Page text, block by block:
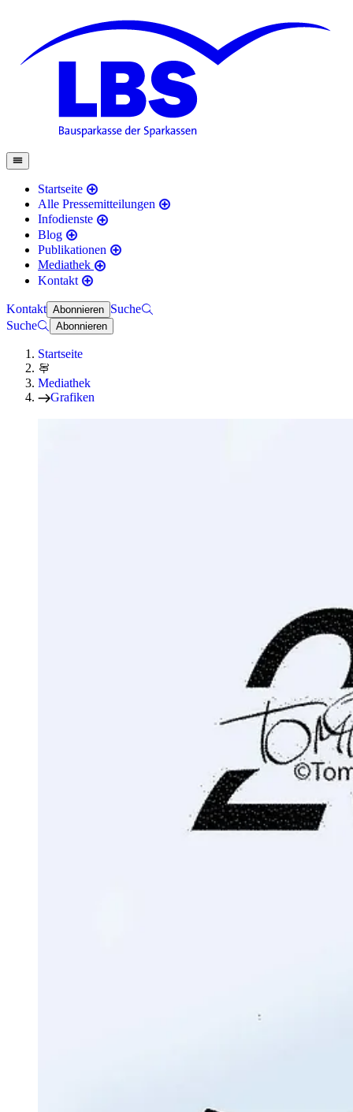
Startseite
Alle Pressemitteilungen
Infodienste
Blog
Publikationen
Mediathek
Kontakt
Kontakt Abonnieren Suche
Suche
Abonnieren
Startseite
Mediathek
Grafiken